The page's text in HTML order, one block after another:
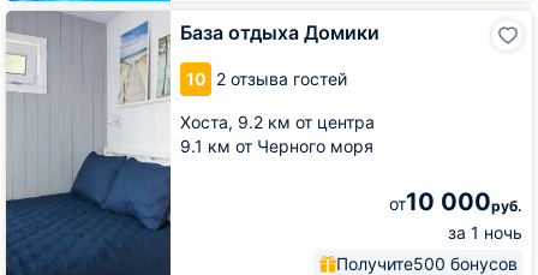
База отдыха Домики
10 2 отзыва гостей
Хоста, 9.2 км от центра
9.1 км от Черного моря
от10 000руб.
за 1 ночь
Получите500 бонусов
База
отдыха
Домики